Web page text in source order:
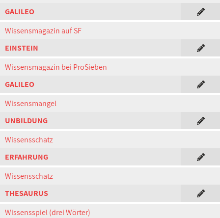
GALILEO
Wissensmagazin auf SF
EINSTEIN
Wissensmagazin bei ProSieben
GALILEO
Wissensmangel
UNBILDUNG
Wissensschatz
ERFAHRUNG
Wissensschatz
THESAURUS
Wissensspiel (drei Wörter)